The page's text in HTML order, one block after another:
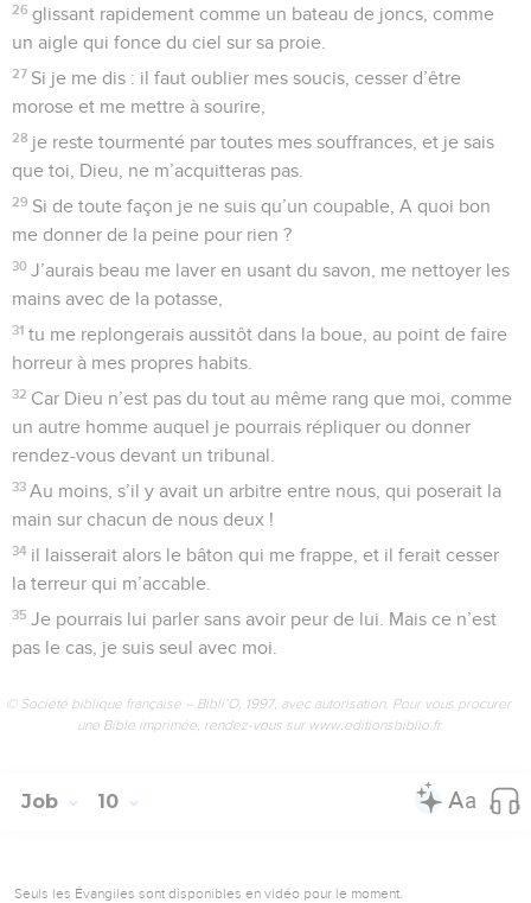
26 glissant rapidement comme un bateau de joncs, comme
un aigle qui fonce du ciel sur sa proie.
27 Si je me dis : il faut oublier mes soucis, cesser d’être
morose et me mettre à sourire,
28 je reste tourmenté par toutes mes souffrances, et je sais
que toi, Dieu, ne m’acquitteras pas.
29 Si de toute façon je ne suis qu’un coupable, A quoi bon
me donner de la peine pour rien ?
30 J’aurais beau me laver en usant du savon, me nettoyer les
mains avec de la potasse,
31 tu me replongerais aussitôt dans la boue, au point de faire
horreur à mes propres habits.
32 Car Dieu n’est pas du tout au même rang que moi, comme
un autre homme auquel je pourrais répliquer ou donner
rendez-vous devant un tribunal.
33 Au moins, s’il y avait un arbitre entre nous, qui poserait la
main sur chacun de nous deux !
34 il laisserait alors le bâton qui me frappe, et il ferait cesser
la terreur qui m’accable.
35 Je pourrais lui parler sans avoir peur de lui. Mais ce n’est
pas le cas, je suis seul avec moi.
© Société biblique française – Bibli’O, 1997, avec autorisation. Pour vous procurer
une Bible imprimée, rendez-vous sur www.editionsbiblio.fr
Job 10
Seuls les Évangiles sont disponibles en vidéo pour le moment.